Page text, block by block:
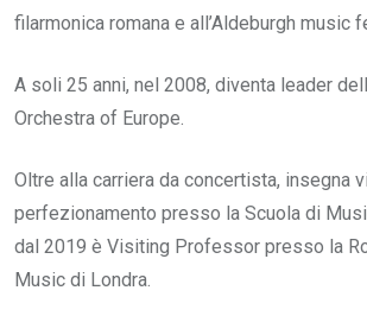
filarmonica romana e all’Aldeburgh music
A soli 25 anni, nel 2008, diventa leader
Orchestra of Europe.
Oltre alla carriera da concertista, insegna
perfezionamento presso la Scuola di
dal 2019 è Visiting Professor presso la
Music di Londra.